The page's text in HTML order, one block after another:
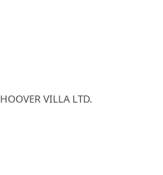
HOOVER VILLA LTD.